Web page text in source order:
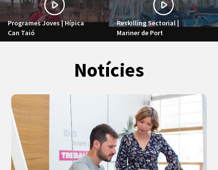
Programes Joves | Hípica
Can Taió
Reskilling Sectorial |
Mariner de Port
Notícies